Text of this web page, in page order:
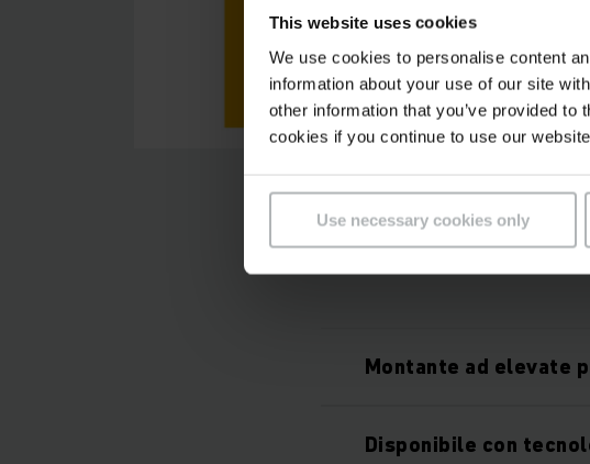
This website uses cookies
We use cookies to personalise content
information about your use of our site
other information that you’ve provided
cookies if you continue to use our
Use necessary cookies only
Montante ad elevate
Disponibile con